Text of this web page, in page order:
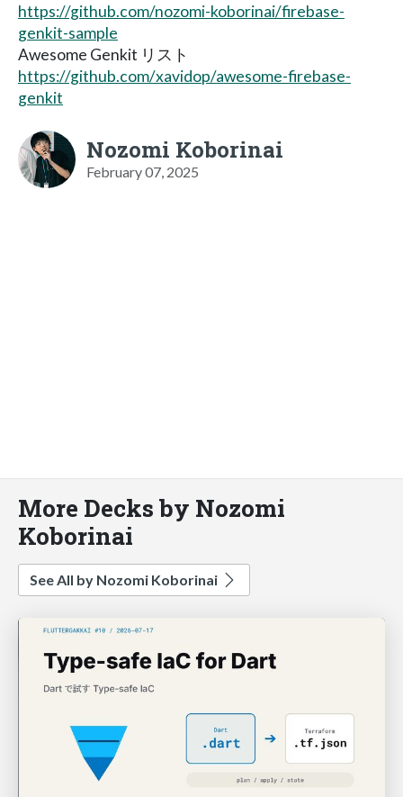
https://github.com/nozomi-koborinai/firebase-
genkit-sample
Awesome Genkit リスト
https://github.com/xavidop/awesome-firebase-
genkit
Nozomi Koborinai
February 07, 2025
More Decks by Nozomi
Koborinai
See All by Nozomi Koborinai